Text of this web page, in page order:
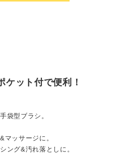
ケット付で便利！
袋型ブラシ。
マッサージに。
ング&汚れ落としに。